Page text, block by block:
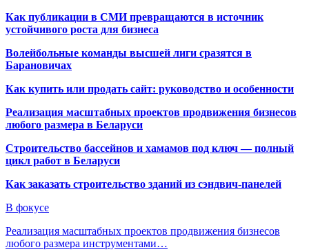
Как публикации в СМИ превращаются в источник
устойчивого роста для бизнеса
Волейбольные команды высшей лиги сразятся в
Барановичах
Как купить или продать сайт: руководство и особенности
Реализация масштабных проектов продвижения бизнесов
любого размера в Беларуси
Строительство бассейнов и хамамов под ключ — полный
цикл работ в Беларуси
Как заказать строительство зданий из сэндвич-панелей
В фокусе
Реализация масштабных проектов продвижения бизнесов
любого размера инструментами…